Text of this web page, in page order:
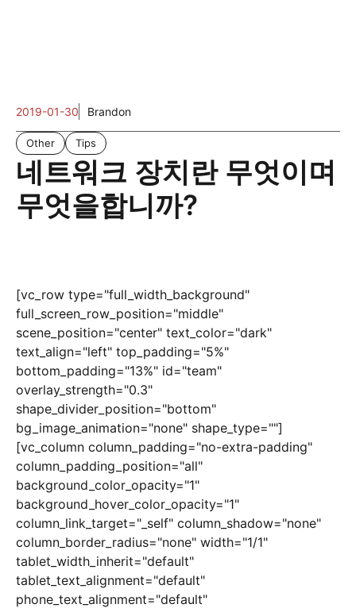
2019-01-30 Brandon
Other Tips
네트워크 장치란 무엇이며
무엇을합니까?
[vc_row type="full_width_background"
full_screen_row_position="middle"
scene_position="center" text_color="dark"
text_align="left" top_padding="5%"
bottom_padding="13%" id="team"
overlay_strength="0.3"
shape_divider_position="bottom"
bg_image_animation="none" shape_type=""]
[vc_column column_padding="no-extra-padding"
column_padding_position="all"
background_color_opacity="1"
background_hover_color_opacity="1"
column_link_target="_self" column_shadow="none"
column_border_radius="none" width="1/1"
tablet_width_inherit="default"
tablet_text_alignment="default"
phone_text_alignment="default"